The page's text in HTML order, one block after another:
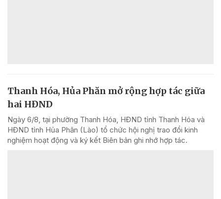
Thanh Hóa, Hủa Phăn mở rộng hợp tác giữa
hai HĐND
Ngày 6/8, tại phường Thanh Hóa, HĐND tỉnh Thanh Hóa và
HĐND tỉnh Hủa Phăn (Lào) tổ chức hội nghị trao đổi kinh
nghiệm hoạt động và ký kết Biên bản ghi nhớ hợp tác.